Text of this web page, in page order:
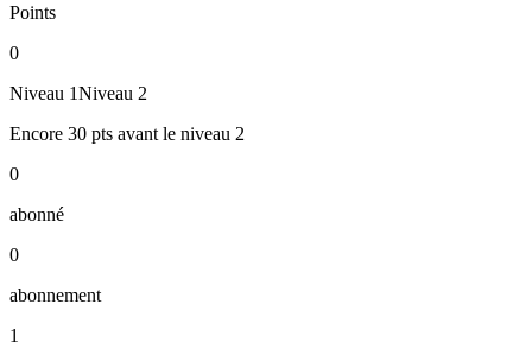
Points
0
Niveau 1Niveau 2
Encore 30 pts avant le niveau 2
0
abonné
0
abonnement
1